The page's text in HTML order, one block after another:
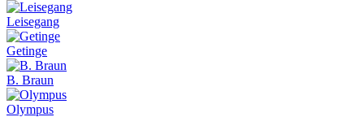
Leisegang
Getinge
B. Braun
Olympus